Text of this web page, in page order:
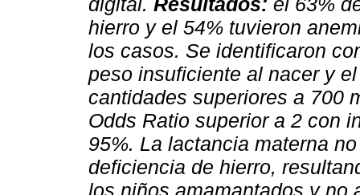
hierro y el 54% tuvieron
los casos. Se identificaron
peso insuficiente al nacer y
cantidades superiores a 700
Odds Ratio superior a 2 con
95%. La lactancia materna
deficiencia de hierro,
los niños amamantados y no